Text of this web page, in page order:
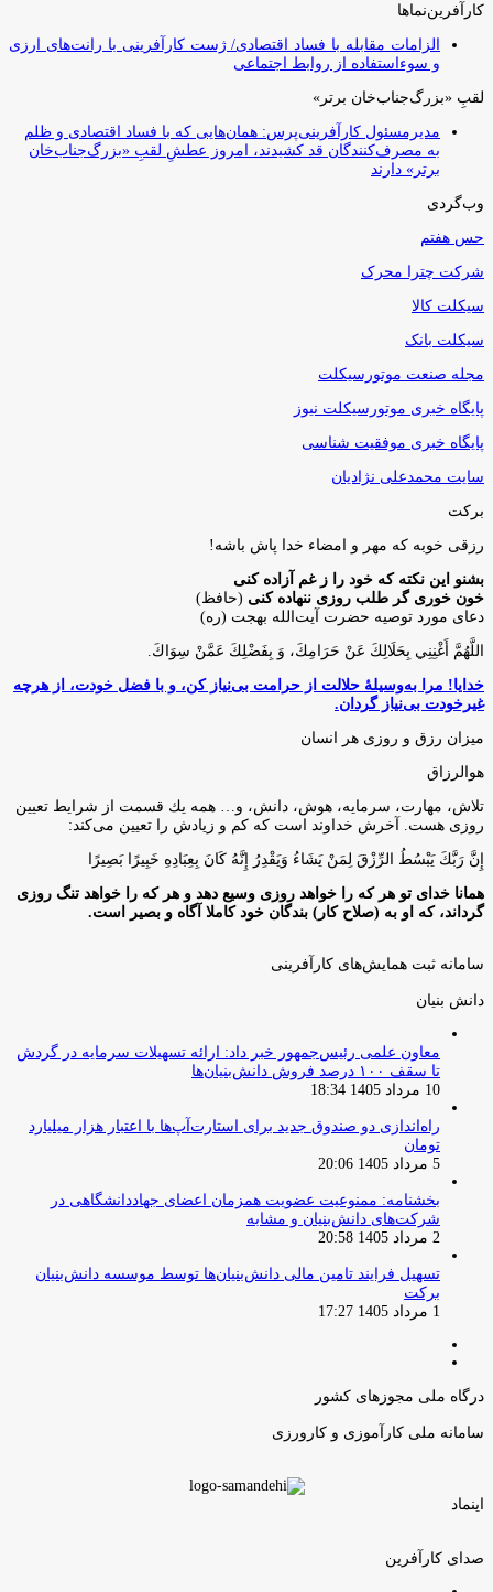
کارآفرین‌نماها
الزامات مقابله با فساد اقتصادی/ ژست کارآفرینی با رانت‌های ارزی
و سوءاستفاده از روابط اجتماعی
لقبِ «بزرگ‌جناب‌خان برتر»
مدیرمسئول کارآفرینی‌پرس: همان‌هایی که با فساد اقتصادی و ظلم
به مصرف‌کنندگان قد کشیدند، امروز عطشِ لقبِ «بزرگ‌جناب‌خان
برتر» دارند
وب‌گردی
حس هفتم
شرکت چترا محرک
سیکلت کالا
سیکلت بانک
مجله صنعت موتورسیکلت
پایگاه خبری موتورسیکلت نیوز
پایگاه خبری موفقیت شناسی
سایت محمدعلی نژادیان
برکت
رزقی خوبه كه مهر و امضاء خدا پاش باشه!
بشنو این نکته که خود را ز غم آزاده کنی
خون خوری گر طلب روزی ننهاده کنی (حافظ)
دعای مورد توصیه حضرت آیت‌الله بهجت (ره)
اللَّهُمَّ أَغْنِنِي بِحَلَالِكَ عَنْ حَرَامِكَ، وَ بِفَضْلِكَ عَمَّنْ سِوَاكَ‏.
خدایا! مرا به‌وسیلۀ حلالت از حرامت بی‌نیاز کن، و با فضل خودت، از هرچه
غیرخودت بی‌نیاز گردان.
میزان رزق و روزی هر انسان
هوالرزاق
تلاش، مهارت، سرمايه، هوش، دانش، و… همه يك قسمت از شرايط تعيين
روزى هست. آخرش خداوند است كه كم و زيادش را تعيين مى‌كند:
إِنَّ رَبَّكَ يَبْسُطُ الرِّزْقَ لِمَنْ يَشَاءُ وَيَقْدِرُ إِنَّهُ كَانَ بِعِبَادِهِ خَبِيرًا بَصِيرًا
همانا خدای تو هر که را خواهد روزی وسیع دهد و هر که را خواهد تنگ روزی
گرداند، که او به (صلاح کار) بندگان خود کاملا آگاه و بصیر است.
سامانه ثبت همایش‌های کارآفرینی
دانش‌ بنیان‌
معاون علمی رئیس‌جمهور خبر داد: ارائه تسهیلات سرمایه در گردش
تا سقف ۱۰۰ درصد فروش دانش‌بنیان‌ها
10 مرداد 1405 18:34
راه‌اندازی دو صندوق جدید برای استارت‌آپ‌ها با اعتبار هزار میلیارد
تومان
5 مرداد 1405 20:06
بخشنامه: ممنوعیت عضویت همزمان اعضای جهاددانشگاهی در
شرکت‌های دانش‌بنیان و مشابه
2 مرداد 1405 20:58
تسهیل فرایند تامین مالی دانش‌بنیان‌ها توسط موسسه دانش‌بنیان
برکت
1 مرداد 1405 17:27
درگاه ملی مجوزهای کشور
سامانه ملی کارآموزی و کارورزی
اینماد
صدای کارآفرین